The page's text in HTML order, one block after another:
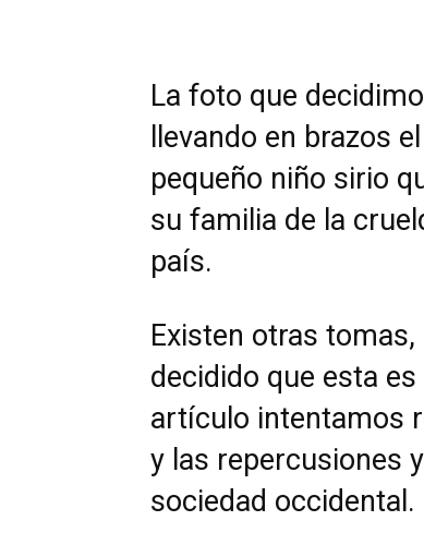
La foto que
llevando en brazos
pequeño niño sirio
su familia de la
país.
Existen otras
decidido que esta
artículo intentamos
y las repercusiones
sociedad occidental.